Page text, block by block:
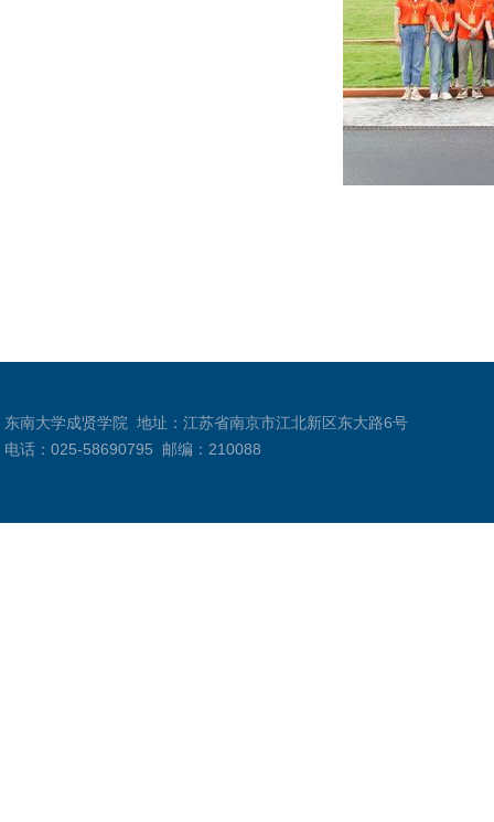
东南大学成贤学院 地址：江苏省南京市江北新区东大路6号
电话：025-58690795
邮编：210088